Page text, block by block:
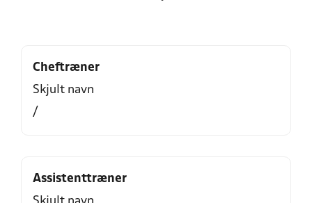
Cheftræner
Skjult navn
/
Assistenttræner